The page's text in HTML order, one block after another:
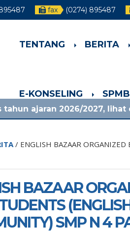
fax (0274) 895487
TENTANG BERITA
E-KONSELING SPMB
2027, lihat di
/ ENGLISH BAZAAR
BAZAAR
SMP N 4